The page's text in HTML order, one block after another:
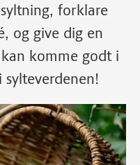
forklare
og give dig en
komme godt i